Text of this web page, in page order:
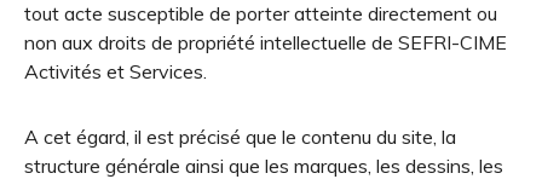
tout acte susceptible de porter atteinte directement ou
non aux droits de propriété intellectuelle de SEFRI-CIME
Activités et Services.
A cet égard, il est précisé que le contenu du site, la
structure générale ainsi que les marques, les dessins, les